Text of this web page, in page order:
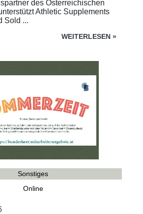
des Österreichischen
Athletic Supplements
Sold ...
WEITERLESEN »
Sonstiges
Online